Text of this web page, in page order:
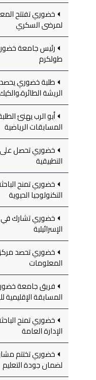
خضوري تفتتح
لمرضى السكري
رئيس جامعة
طولكرم
طلبة خضوري
الريشة
أبو الرب يهنئ
المسابقات الرياضية
خضوري تحصل على
التطبيقية
خضوري تمنح
التكنولوجيا الحيوية
خضوري تشارك في
الإسرائيلية
خضوري تحصد
المعلومات
فريق جامعة
المسابقة الإقليمية
خضوري تمنح
الإدارة العامة
خضوري تختتم
لضمان جودة التعليم